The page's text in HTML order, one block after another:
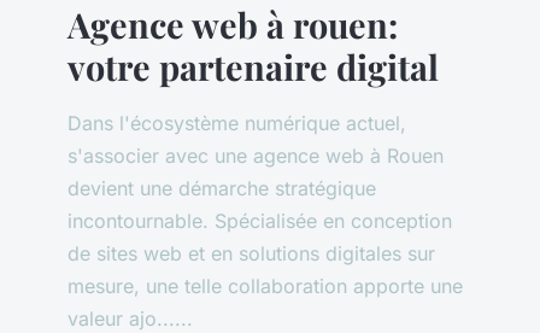
Agence web à rouen:
votre partenaire digital
Dans l'écosystème numérique actuel,
s'associer avec une agence web à Rouen
devient une démarche stratégique
incontournable. Spécialisée en conception
de sites web et en solutions digitales sur
mesure, une telle collaboration apporte une
valeur ajo......